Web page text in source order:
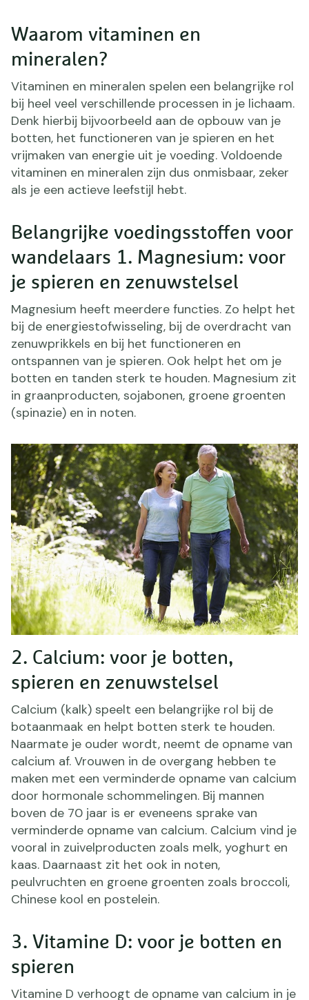
Waarom vitaminen en
mineralen?
Vitaminen en mineralen spelen een belangrijke rol
bij heel veel verschillende processen in je lichaam.
Denk hierbij bijvoorbeeld aan de opbouw van je
botten, het functioneren van je spieren en het
vrijmaken van energie uit je voeding. Voldoende
vitaminen en mineralen zijn dus onmisbaar, zeker
als je een actieve leefstijl hebt.
Belangrijke voedingsstoffen voor
wandelaars 1. Magnesium: voor
je spieren en zenuwstelsel
Magnesium heeft meerdere functies. Zo helpt het
bij de energiestofwisseling, bij de overdracht van
zenuwprikkels en bij het functioneren en
ontspannen van je spieren. Ook helpt het om je
botten en tanden sterk te houden. Magnesium zit
in graanproducten, sojabonen, groene groenten
(spinazie) en in noten.
2. Calcium: voor je botten,
spieren en zenuwstelsel
Calcium (kalk) speelt een belangrijke rol bij de
botaanmaak en helpt botten sterk te houden.
Naarmate je ouder wordt, neemt de opname van
calcium af. Vrouwen in de overgang hebben te
maken met een verminderde opname van calcium
door hormonale schommelingen. Bij mannen
boven de 70 jaar is er eveneens sprake van
verminderde opname van calcium. Calcium vind je
vooral in zuivelproducten zoals melk, yoghurt en
kaas. Daarnaast zit het ook in noten,
peulvruchten en groene groenten zoals broccoli,
Chinese kool en postelein.
3. Vitamine D: voor je botten en
spieren
Vitamine D verhoogt de opname van calcium in je